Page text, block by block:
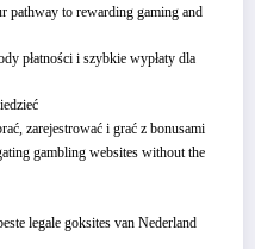
pathway to rewarding gaming and
płatności i szybkie wypłaty dla
zarejestrować i grać z bonusami
gambling websites without the
legale goksites van Nederland